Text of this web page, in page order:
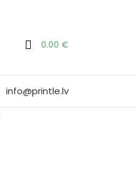
0.00 €
info@printle.lv